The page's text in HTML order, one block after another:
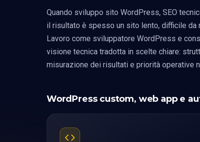
Quando sviluppo sito WordPress, SEO
il risultato è spesso un sito lento, difficile da
Lavoro come sviluppatore WordPress e
visione tecnica tradotta in scelte chiare:
misurazione dei risultati e priorità operative
WordPress custom, web app e